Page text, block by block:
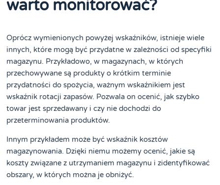
warto monitorować?
Oprócz wymienionych powyżej wskaźników, istnieje wiele
innych, które mogą być przydatne w zależności od specyfiki
magazynu. Przykładowo, w magazynach, w których
przechowywane są produkty o krótkim terminie
przydatności do spożycia, ważnym wskaźnikiem jest
wskaźnik rotacji zapasów. Pozwala on ocenić, jak szybko
towar jest sprzedawany i czy nie dochodzi do
przeterminowania produktów.
Innym przykładem może być wskaźnik kosztów
magazynowania. Dzięki niemu możemy ocenić, jakie są
koszty związane z utrzymaniem magazynu i zidentyfikować
obszary, w których można je obniżyć.